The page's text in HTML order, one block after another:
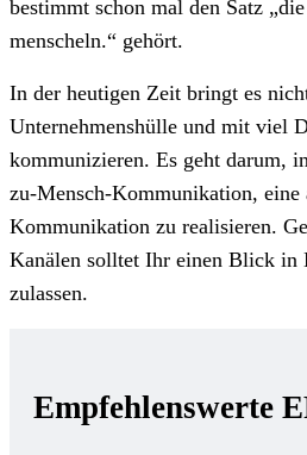
bestimmt schon mal den Satz
menscheln.“ gehört.
In der heutigen Zeit bringt es
Unternehmenshülle und mit viel
kommunizieren. Es geht darum,
zu-Mensch-Kommunikation, eine
Kommunikation zu realisieren.
Kanälen solltet Ihr einen Blick in
zulassen.
Empfehlenswerte